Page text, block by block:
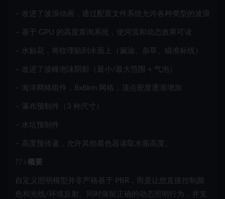
– 改进了波浪动画，通过配置文件系统允许各种类型的波浪
– 基于 GPU 的高度查询系统，使河流和动态效果可读
– 水贴花，将纹理贴到水面上（漏油、杂草、瞄准标线）
– 改进了波峰泡沫阴影（最小/最大范围 + 气泡）
– 海洋网格组件，8x8km 网格，顶点密度逐渐增加
– 瀑布预制件（3 种尺寸）
– 水坑预制件
– 高度预传递，允许其他着色器读取水面高度。
??‍♀️ 概要
自定义照明模型并非严格基于 PBR，而是让您直接控制颜
色和光线/环境反射。同时保留正确的动态照明行为，并支